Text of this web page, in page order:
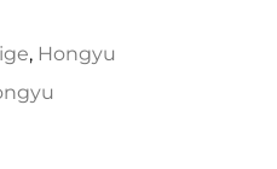
, Hongyu